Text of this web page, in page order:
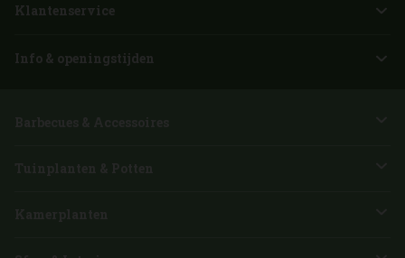
Klantenservice
Info & openingstijden